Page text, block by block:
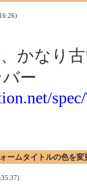
かなり
ー
ームタイトルの色を変